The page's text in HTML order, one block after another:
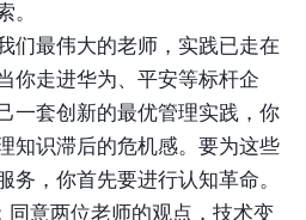
。
们最伟大的老师，实践已走在
你走进华为、平安等标杆企
一套创新的最优管理实践，你
知识滞后的危机感。要为这些
务，你首先要进行认知革命。
同意两位老师的观点，技术变